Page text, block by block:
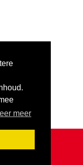
meer